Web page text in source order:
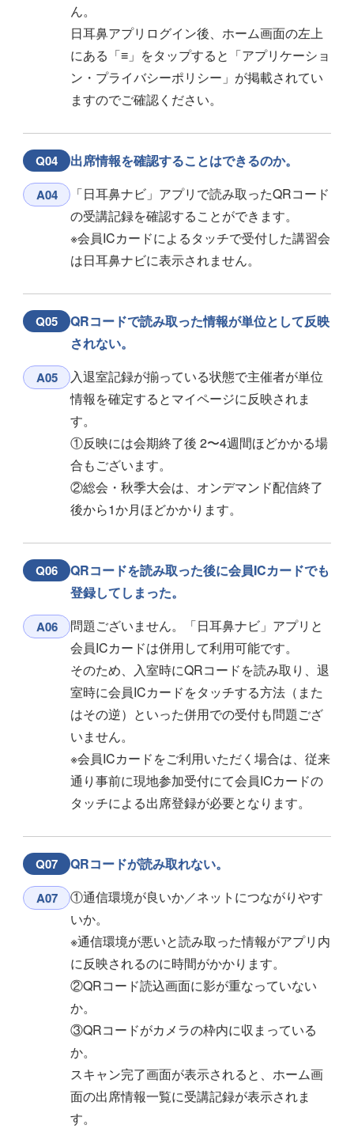
ん。
日耳鼻アプリログイン後、ホーム画面の左上
にある「≡」をタップすると「アプリケーショ
ン・プライバシーポリシー」が掲載されてい
ますのでご確認ください。
Q04 出席情報を確認することはできるのか。
A04
「日耳鼻ナビ」アプリで読み取ったQRコード
の受講記録を確認することができます。
※会員ICカードによるタッチで受付した講習会
は日耳鼻ナビに表示されません。
Q05
QRコードで読み取った情報が単位として反映
されない。
A05
入退室記録が揃っている状態で主催者が単位
情報を確定するとマイページに反映されま
す。
①反映には会期終了後 2〜4週間ほどかかる場
合もございます。
②総会・秋季大会は、オンデマンド配信終了
後から1か月ほどかかります。
Q06
QRコードを読み取った後に会員ICカードでも
登録してしまった。
A06
問題ございません。「日耳鼻ナビ」アプリと
会員ICカードは併用して利用可能です。
そのため、入室時にQRコードを読み取り、退
室時に会員ICカードをタッチする方法（また
はその逆）といった併用での受付も問題ござ
いません。
※会員ICカードをご利用いただく場合は、従来
通り事前に現地参加受付にて会員ICカードの
タッチによる出席登録が必要となります。
Q07 QRコードが読み取れない。
A07
①通信環境が良いか／ネットにつながりやす
いか。
※通信環境が悪いと読み取った情報がアプリ内
に反映されるのに時間がかかります。
②QRコード読込画面に影が重なっていない
か。
③QRコードがカメラの枠内に収まっている
か。
スキャン完了画面が表示されると、ホーム画
面の出席情報一覧に受講記録が表示されま
す。